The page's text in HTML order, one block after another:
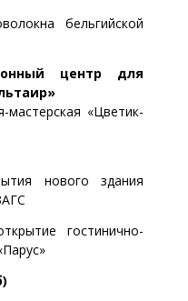
бельгийской
центр для
«Цветик-
нового здания
гостинично-